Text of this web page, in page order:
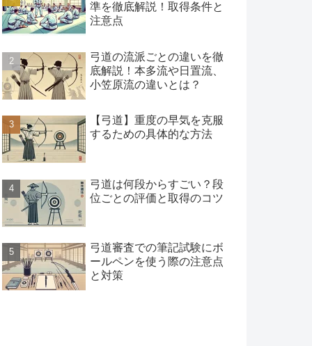
準を徹底解説！取得条件と
注意点
弓道の流派ごとの違いを徹
底解説！本多流や日置流、
小笠原流の違いとは？
【弓道】重度の早気を克服
するための具体的な方法
弓道は何段からすごい？段
位ごとの評価と取得のコツ
弓道審査での筆記試験にボ
ールペンを使う際の注意点
と対策